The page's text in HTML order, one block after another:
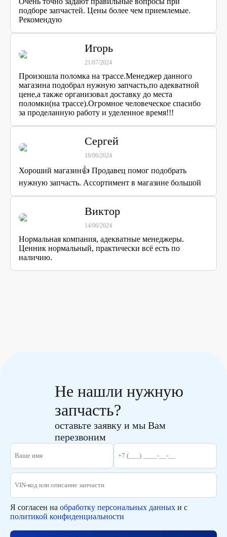
подборе запчастей. Цены более чем приемлемые.
Рекомендую
Игорь
21/07/2024
Произошла поломка на трассе.Менеджер данного
магазина подобрал нужную запчасть,по адекватной
цене,а также организовал доставку до места
поломки(на трассе).Огромное человеческое спасибо
за проделанную работу и уделенное время!!!
Сергей
18/06/2024
Хороший магазин👍 Продавец помог подобрать
нужную запчасть. Ассортимент в магазине большой
Виктор
14/06/2024
Нормальная компания, адекватные менеджеры.
Ценник нормальный, практически всё есть по
наличию.
Не нашли нужную
запчасть?
оставьте заявку и мы Вам
перезвоним
Я согласен на обработку персональных данных и с
политикой конфиденциальности